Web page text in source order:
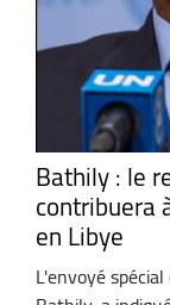
Bathily : le
contribuera
en Libye
L'envoyé